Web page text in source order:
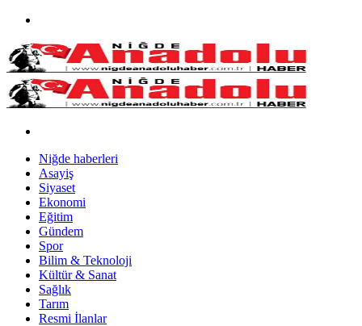
Niğde haberleri
Asayiş
Siyaset
Ekonomi
Eğitim
Gündem
Spor
Bilim & Teknoloji
Kültür & Sanat
Sağlık
Tarım
Resmi İlanlar